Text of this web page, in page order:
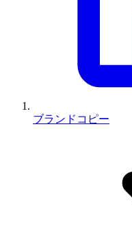
ブランドコピー